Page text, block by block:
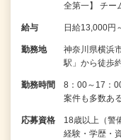
全第一】 チー
給与 日給13,000
勤務地
神奈川県横浜
駅」から徒歩
勤務時間
8：00～17：
案件も多数あ
応募資格
18歳以上（
経験・学歴・